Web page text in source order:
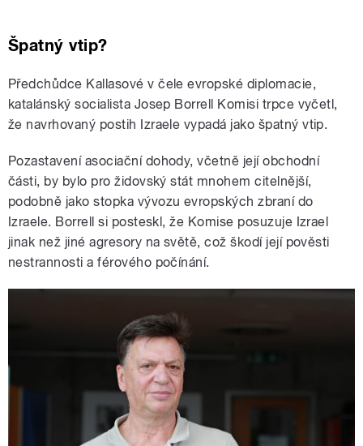
Špatný vtip?
Předchůdce Kallasové v čele evropské diplomacie,
katalánský socialista Josep Borrell Komisi trpce vyčetl,
že navrhovaný postih Izraele vypadá jako špatný vtip.
Pozastavení asociační dohody, včetně její obchodní
části, by bylo pro židovský stát mnohem citelnější,
podobně jako stopka vývozu evropských zbraní do
Izraele. Borrell si posteskl, že Komise posuzuje Izrael
jinak než jiné agresory na světě, což škodí její pověsti
nestrannosti a férového počínání.